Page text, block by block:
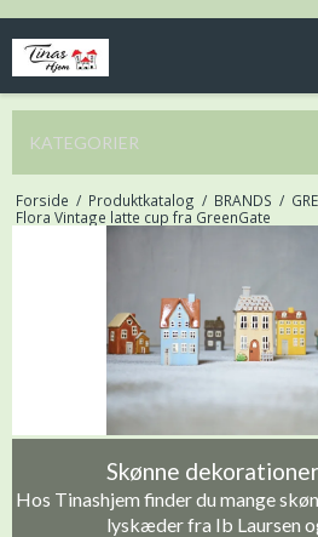
KATEGORIER
Forside / Produktkatalog / BRANDS /
Flora Vintage latte cup fra GreenGate
Skønne
Hos Tinashjem finder du mange
lyskæder fra Ib Laursen